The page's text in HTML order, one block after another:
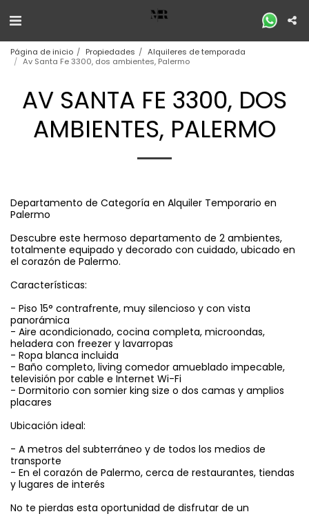
Página de inicio Propiedades
Alquileres de temporada
Av Santa Fe 3300, dos ambientes, Palermo
AV SANTA FE 3300, DOS
AMBIENTES, PALERMO
Departamento de Categoría en Alquiler Temporario en
Palermo
Descubre este hermoso departamento de 2 ambientes,
totalmente equipado y decorado con cuidado, ubicado en
el corazón de Palermo.
Características:
- Piso 15° contrafrente, muy silencioso y con vista
panorámica
- Aire acondicionado, cocina completa, microondas,
heladera con freezer y lavarropas
- Ropa blanca incluida
- Baño completo, living comedor amueblado impecable,
televisión por cable e Internet Wi-Fi
- Dormitorio con somier king size o dos camas y amplios
placares
Ubicación ideal:
- A metros del subterráneo y de todos los medios de
transporte
- En el corazón de Palermo, cerca de restaurantes, tiendas
y lugares de interés
No te pierdas esta oportunidad de disfrutar de un